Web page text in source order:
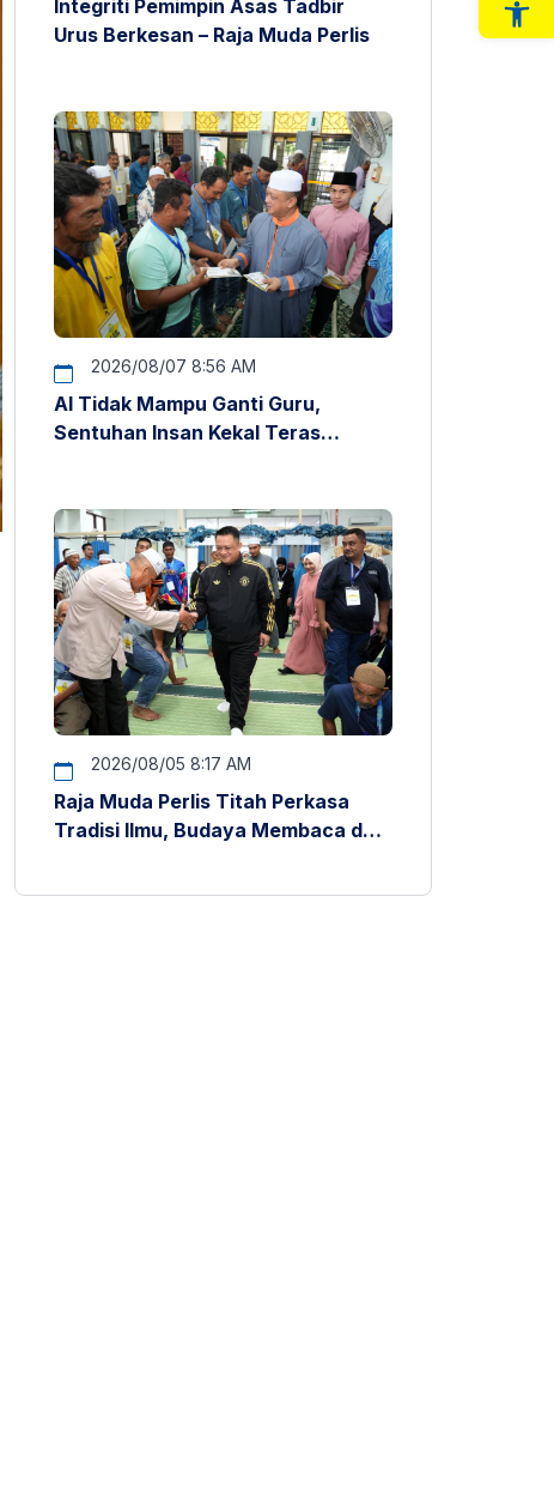
Integriti Pemimpin Asas Tadbir
Urus Berkesan – Raja Muda Perlis
2026/08/07 8:56 AM
AI Tidak Mampu Ganti Guru,
Sentuhan Insan Kekal Teras
2026/08/05 8:17 AM
Raja Muda Perlis Titah Perkasa
Tradisi Ilmu, Budaya Membaca dan